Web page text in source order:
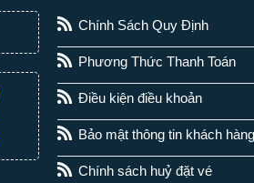
Chính Sách Quy Định
Phương Thức Thanh Toán
Điều kiện điều khoản
Bảo mật thông tin khách hàng
Chính sách huỷ đặt vé